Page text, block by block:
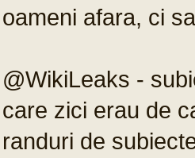
oameni afara, ci
@WikiLeaks -
care zici erau de
randuri de